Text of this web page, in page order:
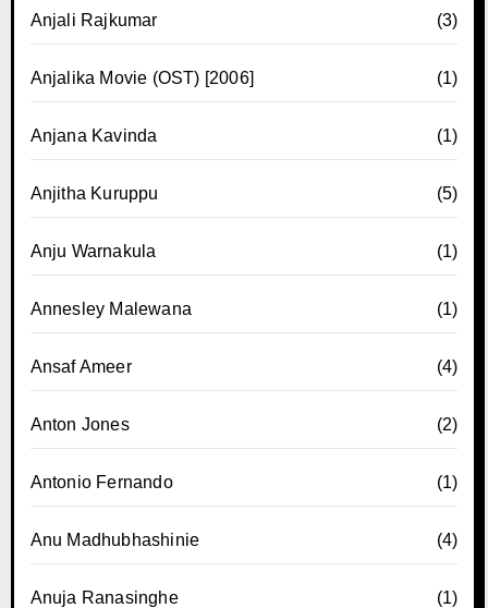
Anjali Rajkumar (3)
Anjalika Movie (OST) [2006] (1)
Anjana Kavinda (1)
Anjitha Kuruppu (5)
Anju Warnakula (1)
Annesley Malewana (1)
Ansaf Ameer (4)
Anton Jones (2)
Antonio Fernando (1)
Anu Madhubhashinie (4)
Anuja Ranasinghe (1)